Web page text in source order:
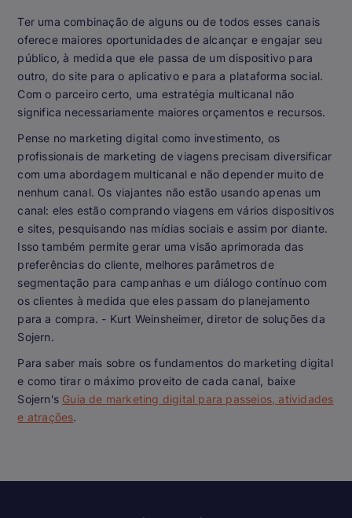
Ter uma combinação de alguns ou de todos esses canais
oferece maiores oportunidades de alcançar e engajar seu
público, à medida que ele passa de um dispositivo para
outro, do site para o aplicativo e para a plataforma social.
Com o parceiro certo, uma estratégia multicanal não
significa necessariamente maiores orçamentos e recursos.
Pense no marketing digital como investimento, os
profissionais de marketing de viagens precisam diversificar
com uma abordagem multicanal e não depender muito de
nenhum canal. Os viajantes não estão usando apenas um
canal: eles estão comprando viagens em vários dispositivos
e sites, pesquisando nas mídias sociais e assim por diante.
Isso também permite gerar uma visão aprimorada das
preferências do cliente, melhores parâmetros de
segmentação para campanhas e um diálogo contínuo com
os clientes à medida que eles passam do planejamento
para a compra. - Kurt Weinsheimer, diretor de soluções da
Sojern.
Para saber mais sobre os fundamentos do marketing digital
e como tirar o máximo proveito de cada canal, baixe
Sojern's Guia de marketing digital para passeios, atividades
e atrações.